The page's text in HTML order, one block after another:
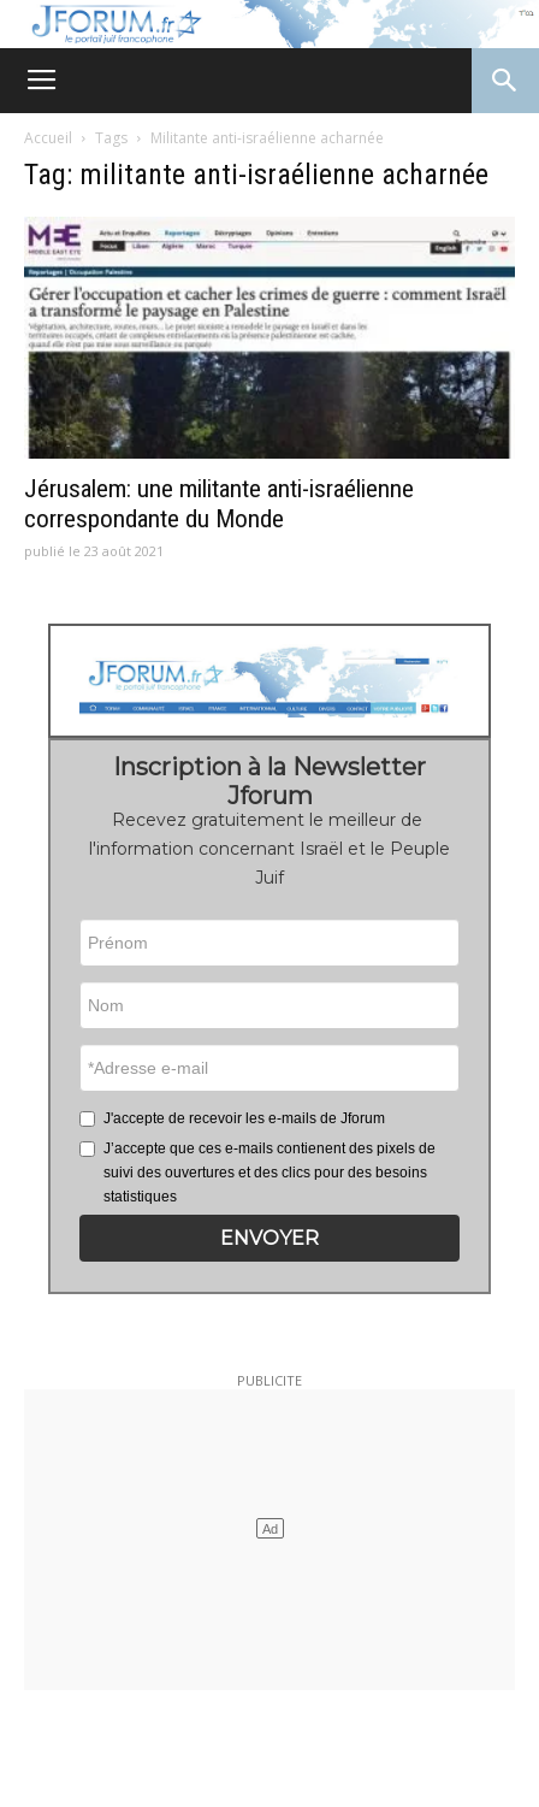
Accueil Tags Militante anti-israélienne acharnée
Tag: militante anti-israélienne acharnée
Jérusalem: une militante anti-israélienne
correspondante du Monde
publié le 23 août 2021
Inscription à la Newsletter
Jforum
Recevez gratuitement le meilleur de
l'information concernant Israël et le Peuple
Juif
J'accepte de recevoir les e-mails de Jforum
J’accepte que ces e-mails contienent des pixels de
suivi des ouvertures et des clics pour des besoins
statistiques
ENVOYER